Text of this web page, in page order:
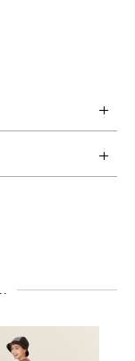
色系清洗，不可烘
業界設計大獎肯定，喜